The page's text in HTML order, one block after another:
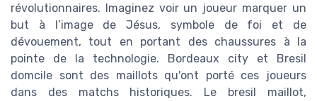
révolutionnaires. Imaginez voir un joueur marquer un
but à l’image de Jésus, symbole de foi et de
dévouement, tout en portant des chaussures à la
pointe de la technologie. Bordeaux city et Bresil
domcile sont des maillots qu'ont porté ces joueurs
dans des matchs historiques. Le bresil maillot,